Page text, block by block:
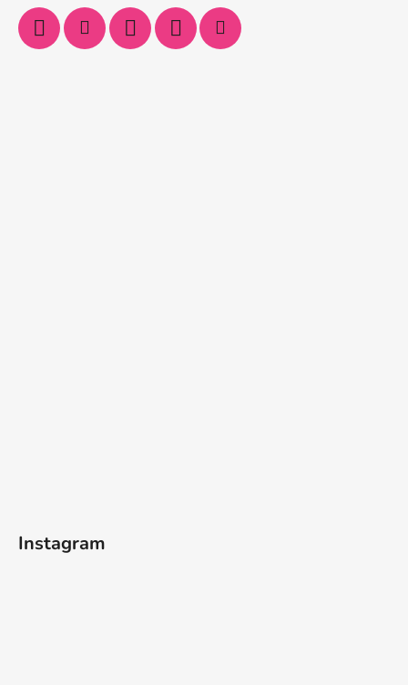
Instagram